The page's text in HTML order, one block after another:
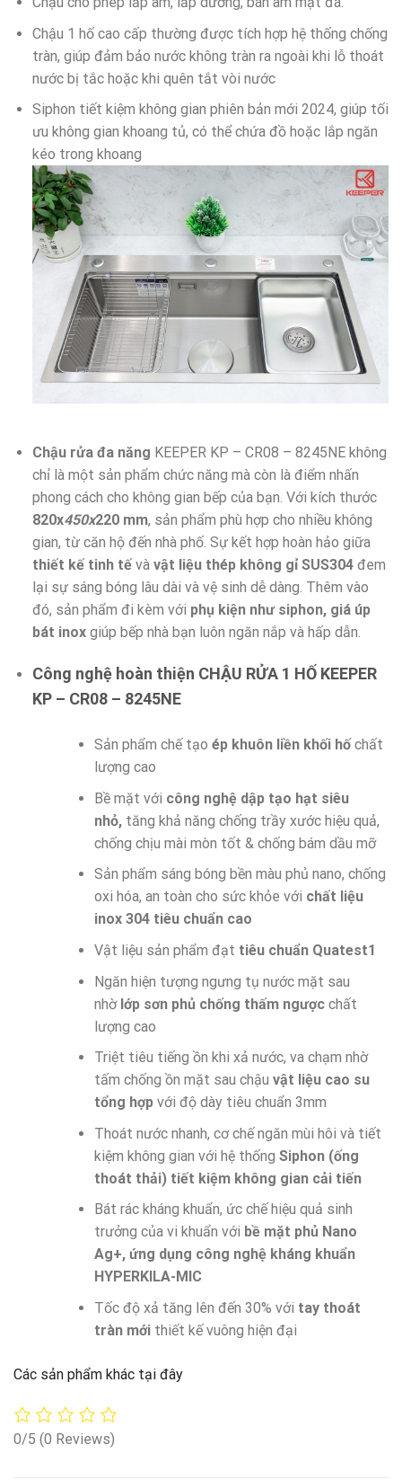
Chậu 1 hố cao cấp thường được tích hợp hệ thống chống
tràn, giúp đảm bảo nước không tràn ra ngoài khi lỗ thoát
nước bị tắc hoặc khi quên tắt vòi nước
Siphon tiết kiệm không gian phiên bản mới 2024, giúp tối
ưu không gian khoang tủ, có thể chứa đồ hoặc lắp ngăn
kéo trong khoang
Chậu rửa đa năng KEEPER KP – CR08 – 8245NE không
chỉ là một sản phẩm chức năng mà còn là điểm nhấn
phong cách cho không gian bếp của bạn. Với kích thước
820x450x220 mm, sản phẩm phù hợp cho nhiều không
gian, từ căn hộ đến nhà phố. Sự kết hợp hoàn hảo giữa
thiết kế tinh tếvà vật liệu thép không gỉ SUS304đem
lại sự sáng bóng lâu dài và vệ sinh dễ dàng. Thêm vào
đó, sản phẩm đi kèm với phụ kiện như siphon, giá úp
bát inoxgiúp bếp nhà bạn luôn ngăn nắp và hấp dẫn.
Công nghệ hoàn thiện CHẬU RỬA 1 HỐ KEEPER
KP – CR08 – 8245NE
Sản phẩm chế tạo ép khuôn liền khối hốchất
lượng cao
Bề mặt với công nghệ dập tạo hạt siêu
nhỏ,tăng khả năng chống trầy xước hiệu quả,
chống chịu mài mòn tốt & chống bám dầu mỡ
Sản phẩm sáng bóng bền màu phủ nano, chống
oxi hóa, an toàn cho sức khỏe với chất liệu
inox 304 tiêu chuẩn cao
Vật liệu sản phẩm đạt tiêu chuẩn Quatest1
Ngăn hiện tượng ngưng tụ nước mặt sau
nhờ lớp sơn phủ chống thấm ngượcchất
lượng cao
Triệt tiêu tiếng ồn khi xả nước, va chạm nhờ
tấm chống ồn mặt sau chậu vật liệu cao su
tổng hợpvới độ dày tiêu chuẩn 3mm
Thoát nước nhanh, cơ chế ngăn mùi hôi và tiết
kiệm không gian với hệ thống Siphon (ống
thoát thải) tiết kiệm không gian cải tiến
Bát rác kháng khuẩn, ức chế hiệu quả sinh
trưởng của vi khuẩn với bề mặt phủ Nano
Ag+, ứng dụng công nghệ kháng khuẩn
HYPERKILA-MIC
Tốc độ xả tăng lên đến 30% với tay thoát
tràn mớithiết kế vuông hiện đại
Các sản phẩm khác tại đây
0/5 (0 Reviews)